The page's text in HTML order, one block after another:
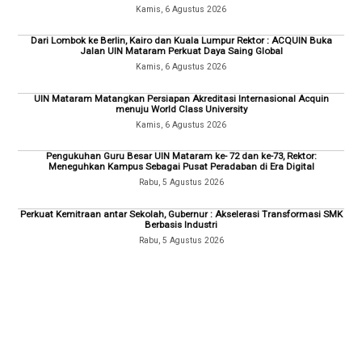
Kamis, 6 Agustus 2026
Dari Lombok ke Berlin, Kairo dan Kuala Lumpur Rektor : ACQUIN Buka
Jalan UIN Mataram Perkuat Daya Saing Global
Kamis, 6 Agustus 2026
UIN Mataram Matangkan Persiapan Akreditasi Internasional Acquin
menuju World Class University
Kamis, 6 Agustus 2026
Pengukuhan Guru Besar UIN Mataram ke- 72 dan ke-73, Rektor:
Meneguhkan Kampus Sebagai Pusat Peradaban di Era Digital
Rabu, 5 Agustus 2026
Perkuat Kemitraan antar Sekolah, Gubernur : Akselerasi Transformasi SMK
Berbasis Industri
Rabu, 5 Agustus 2026